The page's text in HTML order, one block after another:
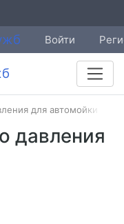
Войти
для автомойки
давления